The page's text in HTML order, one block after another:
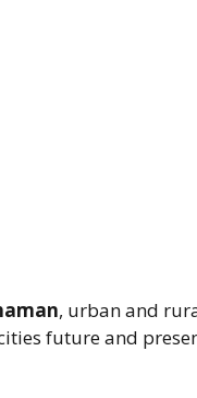
, urban and
future and